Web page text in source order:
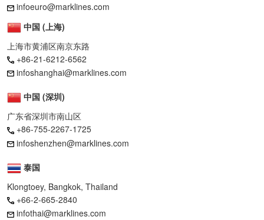
infoeuro@marklines.com
中国 (上海)
上海市黄浦区南京东路
+86-21-6212-6562
infoshanghai@marklines.com
中国 (深圳)
广东省深圳市南山区
+86-755-2267-1725
infoshenzhen@marklines.com
泰国
Klongtoey, Bangkok, Thailand
+66-2-665-2840
infothai@marklines.com